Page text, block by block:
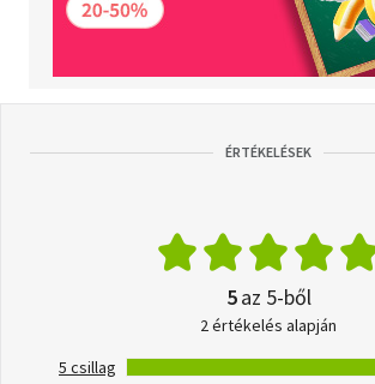
ÉRTÉKELÉSEK
5az 5-ből
2 értékelés alapján
5 csillag